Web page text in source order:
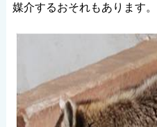
媒介するおそれもあります。